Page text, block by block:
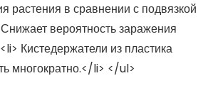
растения в сравнении с подвязкой
вероятность заражения
Кистедержатели из пластика
многократно.</li> </ul>